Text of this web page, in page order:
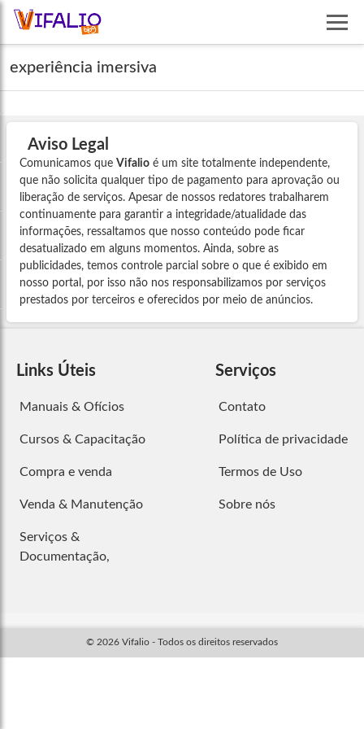
experiência imersiva
Aviso Legal
Comunicamos que Vifalio é um site totalmente independente,
que não solicita qualquer tipo de pagamento para aprovação ou
liberação de serviços. Apesar de nossos redatores trabalharem
continuamente para garantir a integridade/atualidade das
informações, ressaltamos que nosso conteúdo pode ficar
desatualizado em alguns momentos. Ainda, sobre as
publicidades, temos controle parcial sobre o que é exibido em
nosso portal, por isso não nos responsabilizamos por serviços
prestados por terceiros e oferecidos por meio de anúncios.
Links Úteis
Manuais & Ofícios
Cursos & Capacitação
Compra e venda
Venda & Manutenção
Serviços &
Documentação,
Serviços
Contato
Política de privacidade
Termos de Uso
Sobre nós
© 2026 Vifalio - Todos os direitos reservados